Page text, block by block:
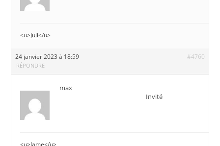
<u>Juli</u>
24 janvier 2023 à 18:59 #4760
RÉPONDRE
max
Invité
<u>Jame</u>